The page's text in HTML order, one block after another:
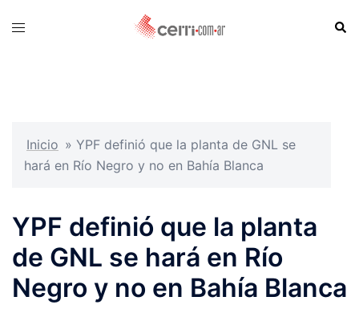
Toggle
Inicio » YPF definió que la planta de GNL se
hará en Río Negro y no en Bahía Blanca
YPF definió que la planta
de GNL se hará en Río
Negro y no en Bahía Blanca